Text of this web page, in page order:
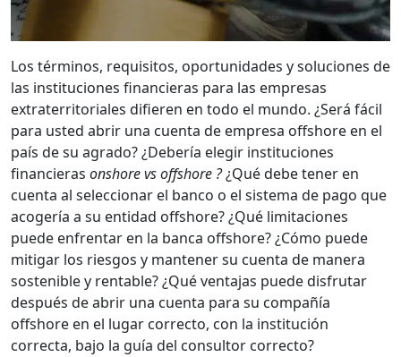
Los términos, requisitos, oportunidades y soluciones de
las instituciones financieras para las empresas
extraterritoriales difieren en todo el mundo. ¿Será fácil
para usted abrir una cuenta de empresa offshore en el
país de su agrado? ¿Debería elegir instituciones
financieras onshore vs offshore ?¿Qué debe tener en
cuenta al seleccionar el banco o el sistema de pago que
acogería a su entidad offshore? ¿Qué limitaciones
puede enfrentar en la banca offshore? ¿Cómo puede
mitigar los riesgos y mantener su cuenta de manera
sostenible y rentable? ¿Qué ventajas puede disfrutar
después de abrir una cuenta para su compañía
offshore en el lugar correcto, con la institución
correcta, bajo la guía del consultor correcto?